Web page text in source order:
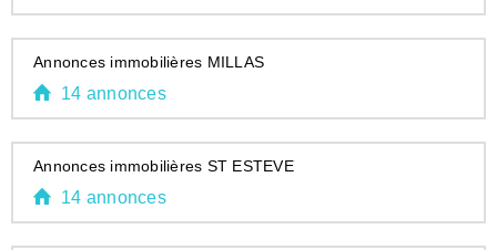
Annonces immobilières MILLAS
14 annonces
Annonces immobilières ST ESTEVE
14 annonces